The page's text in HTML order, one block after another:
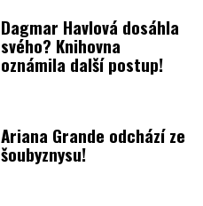
Dagmar Havlová dosáhla
svého? Knihovna
oznámila další postup!
Ariana Grande odchází ze
šoubyznysu!